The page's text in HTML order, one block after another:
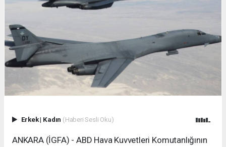
Erkek| Kadın (Haberi Sesli Oku)
ANKARA (İGFA) - ABD Hava Kuvvetleri Komutanlığının